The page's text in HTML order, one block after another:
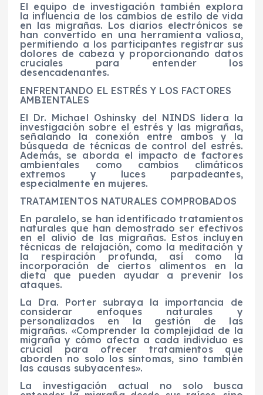
El equipo de investigación también explora
la influencia de los cambios de estilo de vida
en las migrañas. Los diarios electrónicos se
han convertido en una herramienta valiosa,
permitiendo a los participantes registrar sus
dolores de cabeza y proporcionando datos
cruciales para entender los
desencadenantes.
ENFRENTANDO EL ESTRÉS Y LOS FACTORES
AMBIENTALES
El Dr. Michael Oshinsky del NINDS lidera la
investigación sobre el estrés y las migrañas,
señalando la conexión entre ambos y la
búsqueda de técnicas de control del estrés.
Además, se aborda el impacto de factores
ambientales como cambios climáticos
extremos y luces parpadeantes,
especialmente en mujeres.
TRATAMIENTOS NATURALES COMPROBADOS
En paralelo, se han identificado tratamientos
naturales que han demostrado ser efectivos
en el alivio de las migrañas. Estos incluyen
técnicas de relajación, como la meditación y
la respiración profunda, así como la
incorporación de ciertos alimentos en la
dieta que pueden ayudar a prevenir los
ataques.
La Dra. Porter subraya la importancia de
considerar enfoques naturales y
personalizados en la gestión de las
migrañas. «Comprender la complejidad de la
migraña y cómo afecta a cada individuo es
crucial para ofrecer tratamientos que
aborden no solo los síntomas, sino también
las causas subyacentes».
La investigación actual no solo busca